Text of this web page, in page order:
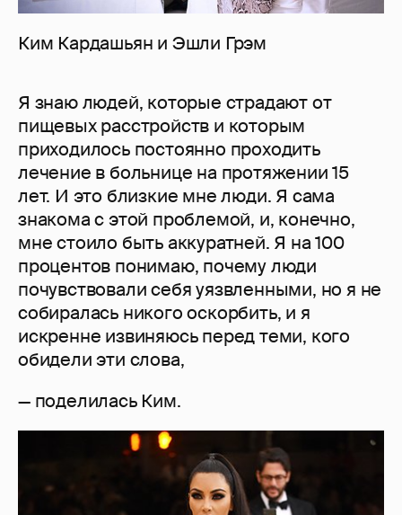
Ким Кардашьян и Эшли Грэм
Я знаю людей, которые страдают от
пищевых расстройств и которым
приходилось постоянно проходить
лечение в больнице на протяжении 15
лет. И это близкие мне люди. Я сама
знакома с этой проблемой, и, конечно,
мне стоило быть аккуратней. Я на 100
процентов понимаю, почему люди
почувствовали себя уязвленными, но я не
собиралась никого оскорбить, и я
искренне извиняюсь перед теми, кого
обидели эти слова,
— поделилась Ким.